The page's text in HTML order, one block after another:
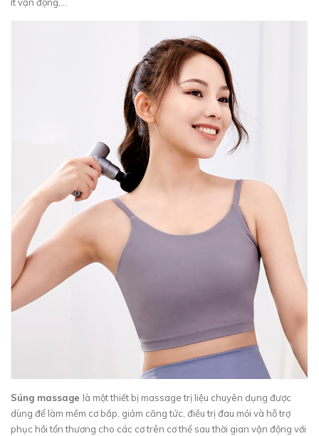
Súng massage là một thiết bị massage trị liệu chuyên dụng được
dùng để làm mềm cơ bắp, giảm căng tức, điều trị đau mỏi và hỗ trợ
phục hồi tổn thương cho các cơ trên cơ thể sau thời gian vận động với